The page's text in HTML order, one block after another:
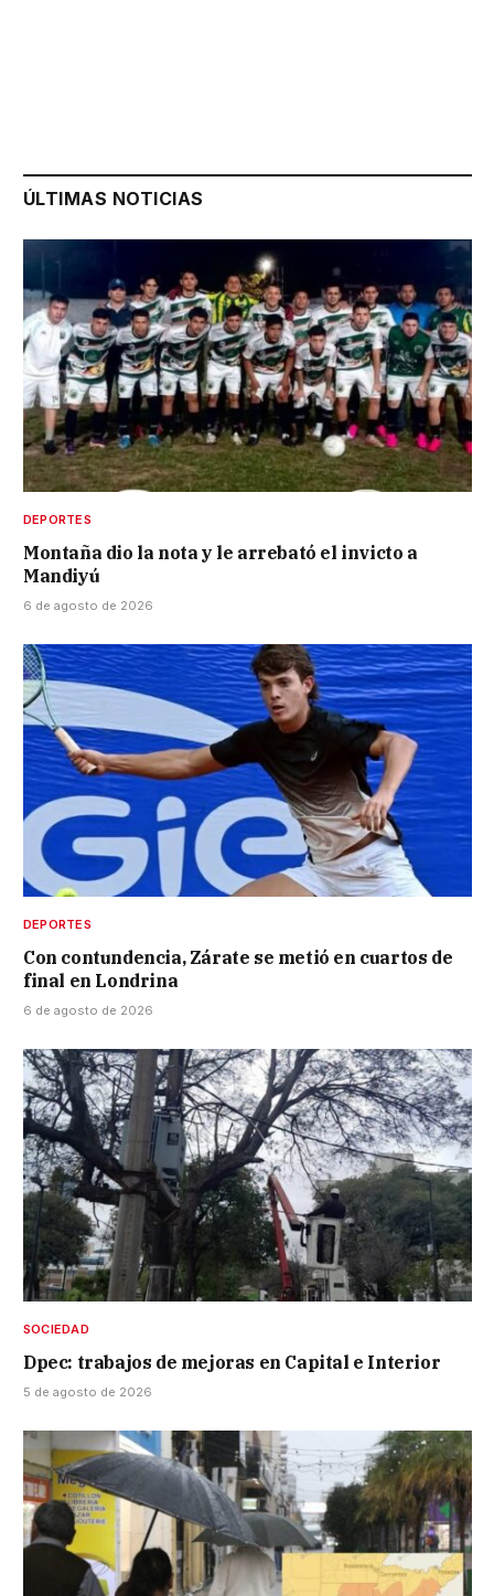
ÚLTIMAS NOTICIAS
DEPORTES
Montaña dio la nota y le arrebató el invicto a
Mandiyú
6 de agosto de 2026
DEPORTES
Con contundencia, Zárate se metió en cuartos de
final en Londrina
6 de agosto de 2026
SOCIEDAD
Dpec: trabajos de mejoras en Capital e Interior
5 de agosto de 2026